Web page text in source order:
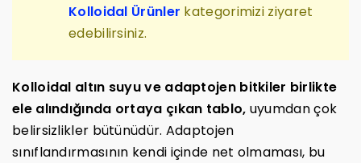
Kolloidal Ürünler kategorimizi ziyaret
edebilirsiniz.
Kolloidal altın suyu ve adaptojen bitkiler birlikte
ele alındığında ortaya çıkan tablo, uyumdan çok
belirsizlikler bütünüdür. Adaptojen
sınıflandırmasının kendi içinde net olmaması, bu